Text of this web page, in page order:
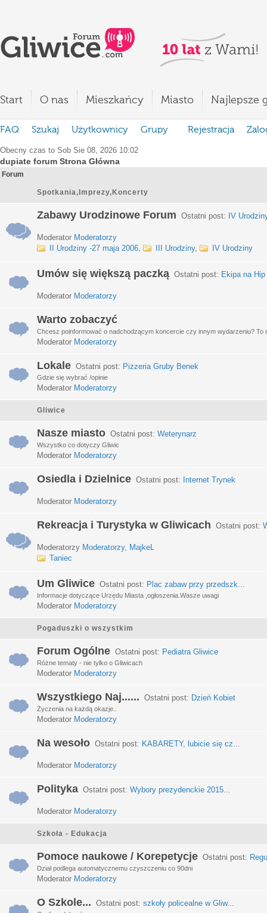
Start O nas Mieszkańcy Miasto Najlepsze
FAQ Szukaj Użytkownicy Grupy Rejestracja
Obecny czas to Sob Sie 08, 2026 10:02
dupiate forum Strona Główna
Forum
Spotkania,Imprezy,Koncerty
Zabawy Urodzinowe Forum Ostatni post: IV
Moderator Moderatorzy
II Urodziny -27 maja 2006, III Urodziny, IV Urodziny
Umów się większą paczką Ostatni post: Ekipa na
Moderator Moderatorzy
Warto zobaczyć
Chcesz poinformować o nadchodzącym koncercie czy innym wydarzeniu? To
Moderator Moderatorzy
Lokale Ostatni post: Pizzeria Gruby Benek
Gdzie się wybrać /opinie
Moderator Moderatorzy
Gliwice
Nasze miasto Ostatni post: Weterynarz
Wszystko co dotyczy Gliwic
Moderator Moderatorzy
Osiedla i Dzielnice Ostatni post: Internet Trynek
Moderator Moderatorzy
Rekreacja i Turystyka w Gliwicach Ostatni post:
Moderatorzy Moderatorzy, MajkeL
Taniec
Um Gliwice Ostatni post: Plac zabaw przy przedszk...
Informacje dotyczące Urzędu Miasta ,ogłoszenia.Wasze uwagi
Moderator Moderatorzy
Pogaduszki o wszystkim
Forum Ogólne Ostatni post: Pediatra Gliwice
Różne tematy - nie tylko o Gliwicach
Moderator Moderatorzy
Wszystkiego Naj...... Ostatni post: Dzień Kobiet
Życzenia na każdą okazje..
Moderator Moderatorzy
Na wesoło Ostatni post: KABARETY, lubicie się cz...
Moderator Moderatorzy
Polityka Ostatni post: Wybory prezydenckie 2015...
Moderator Moderatorzy
Szkoła - Edukacja
Pomoce naukowe / Korepetycje Ostatni post:
Dział podlega automatycznemu czyszczeniu co 90dni
Moderator Moderatorzy
O Szkole... Ostatni post: szkoły policealne w Gliw...